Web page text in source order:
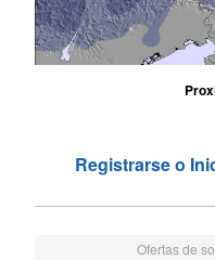
Registrarse o
Ofertas de